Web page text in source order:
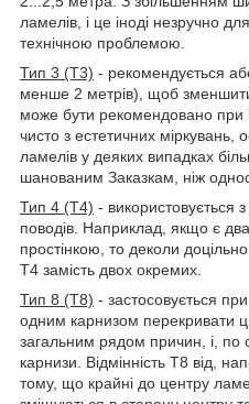
ламелів, і це іноді незручно
технічною проблемою.
Тип 3 (Т3) - рекомендується
менше 2 метрів), щоб
може бути рекомендовано при
чисто з естетичних міркувань,
ламелів у деяких випадках
шанованим Заказкам, ніж
Тип 4 (Т4) - використовується
поводів. Наприклад, якщо є два
простінкою, то деколи
Т4 замість двох окремих.
Тип 8 (Т8) - застосовується
одним карнизом перекривати
загальним рядом причин, і, по
карнизи. Відмінність Т8 від,
тому, що крайні до центру